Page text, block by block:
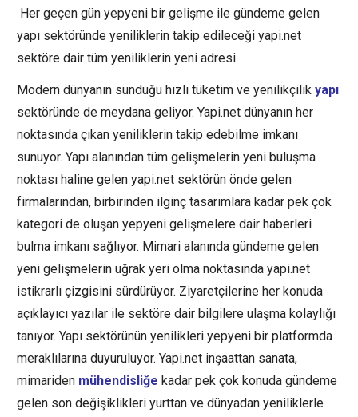
Her geçen gün yepyeni bir gelişme ile gündeme gelen
yapı sektöründe yeniliklerin takip edileceği yapi.net
sektöre dair tüm yeniliklerin yeni adresi.
Modern dünyanın sunduğu hızlı tüketim ve yenilikçilik yapı
sektöründe de meydana geliyor. Yapi.net dünyanın her
noktasında çıkan yeniliklerin takip edebilme imkanı
sunuyor. Yapı alanından tüm gelişmelerin yeni buluşma
noktası haline gelen yapi.net sektörün önde gelen
firmalarından, birbirinden ilginç tasarımlara kadar pek çok
kategori de oluşan yepyeni gelişmelere dair haberleri
bulma imkanı sağlıyor. Mimari alanında gündeme gelen
yeni gelişmelerin uğrak yeri olma noktasında yapi.net
istikrarlı çizgisini sürdürüyor. Ziyaretçilerine her konuda
açıklayıcı yazılar ile sektöre dair bilgilere ulaşma kolaylığı
tanıyor. Yapı sektörünün yenilikleri yepyeni bir platformda
meraklılarına duyuruluyor. Yapi.net inşaattan sanata,
mimariden mühendisliğe kadar pek çok konuda gündeme
gelen son değişiklikleri yurttan ve dünyadan yeniliklerle